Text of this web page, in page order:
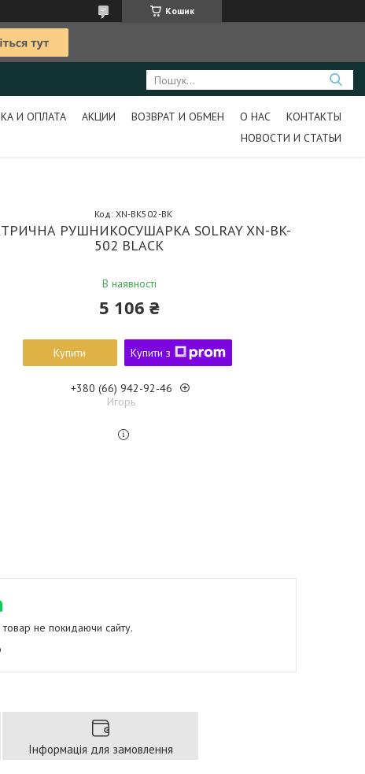
Кошик
И ОПЛАТА АКЦИИ ВОЗВРАТ И ОБМЕН О НАС
КОНТАКТЫ
НОВОСТИ И СТАТЬИ
РУШНИКОСУШАРКА SOLRAY XN-BK-
502 BLACK
В наявності
Код: XN-BK502-BK
5 106 ₴
Купити Купити з
+380 (66) 942-92-46
Игорь
товар не покидаючи сайту.
Інформація для замовлення